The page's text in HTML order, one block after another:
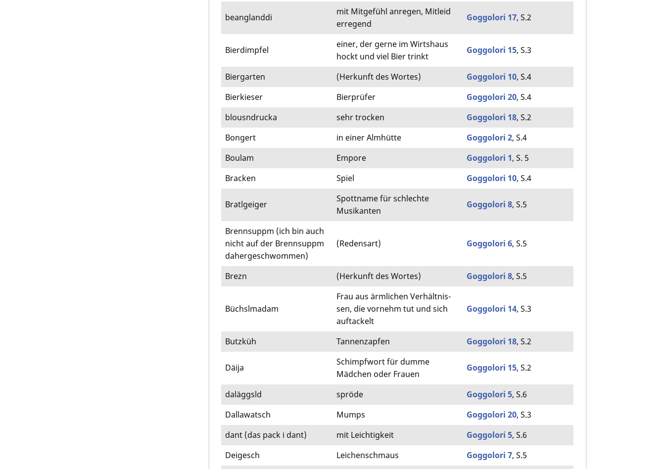
beanglanddi
mit Mitgefühl anregen, Mitleid
erregend
Goggolori 17, S.2
Bierdimpfel
einer, der gerne im Wirts­haus
hockt und viel Bier trinkt
Goggolori 15, S.3
Biergarten (Herkunft des Wortes) Goggolori 10, S.4
Bierkieser
Bierprüfer Goggolori 20, S.4
blousndrucka
sehr trocken Goggolori 18, S.2
Bongert
in einer Almhütte Goggolori 2, S.4
Boulam
Empore Goggolori 1, S. 5
Bracken
Spiel Goggolori 10, S.4
Bratlgeiger
Spottname für schlechte
Musikanten
Goggolori 8, S.5
Brennsuppm (ich bin auch
nicht auf der Brennsuppm
dahergeschwommen)
(Redensart) Goggolori 6, S.5
Brezn (Herkunft des Wortes) Goggolori 8, S.5
Büchslmadam
Frau aus ärmlichen Verhält­nis­
sen, die vornehm tut und sich
auftackelt
Goggolori 14, S.3
Butzküh Tannenzapfen Goggolori 18, S.2
Däija
Schimpfwort für dumme
Mädchen oder Frauen
Goggolori 15, S.2
daläggsld spröde Goggolori 5, S.6
Dallawatsch
Mumps Goggolori 20, S.3
dant (das pack i dant)
mit Leichtigkeit Goggolori 5, S.6
Deigesch
Leichenschmaus Goggolori 7, S.5